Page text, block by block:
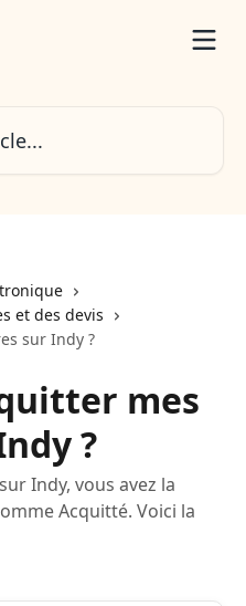
et des devis
sur Indy ?
mes
?
Indy, vous avez la
Acquitté. Voici la